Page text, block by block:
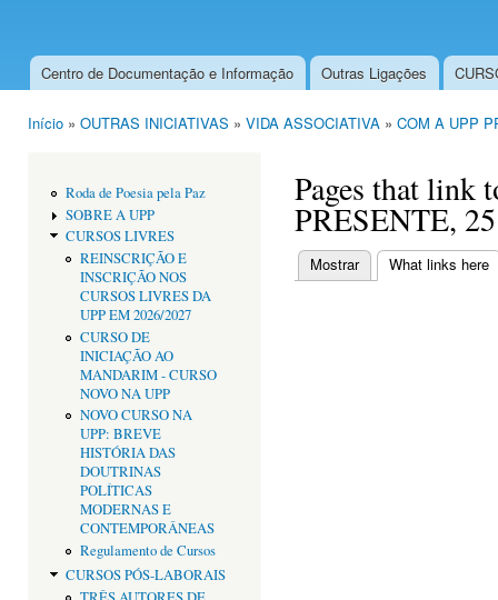
Menu principal
Centro de Documentação e Informação Outras Ligações
Início » OUTRAS INICIATIVAS » VIDA ASSOCIATIVA » COM A UPP
Roda de Poesia pela Paz
SOBRE A UPP
CURSOS LIVRES
REINSCRIÇÃO E
INSCRIÇÃO NOS
CURSOS LIVRES DA
UPP EM 2026/2027
CURSO DE
INICIAÇÃO AO
MANDARIM - CURSO
NOVO NA UPP
NOVO CURSO NA
UPP: BREVE
HISTÓRIA DAS
DOUTRINAS
POLÍTICAS
MODERNAS E
CONTEMPORÂNEAS
Regulamento de Cursos
CURSOS PÓS-LABORAIS
Pages that link
PRESENTE,
Separadores
Mostrar What links here